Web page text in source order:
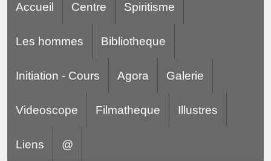
Accueil Centre Spiritisme
Les hommes Bibliotheque
Initiation - Cours Agora Galerie
Videoscope Filmatheque Illustres
Liens @